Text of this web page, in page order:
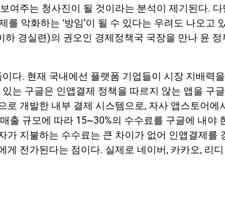
여주는 청사진이 될 것이라는 분석이 제기된다.
를 악화하는 ‘방임’이 될 수 있다는 우려도 나오고
경실련)의 권오인 경제정책국 국장을 만나 윤
다. 현재 국내에선 플랫폼 기업들이 시장 지배력
는 구글은 인앱결제 정책을 따르지 않는 앱을 구
로 개발한 내부 결제 시스템으로, 자사 앱스토어에
출 규모에 따라 15~30%의 수수료를 구글에 내야
가 지불하는 수수료는 큰 차이가 없어 인앱결제를
전가된다는 점이다. 실제로 네이버, 카카오, 리